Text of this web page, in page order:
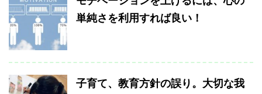
単純さを利用すれば良い！
子育て、教育方針の誤り。大切な我